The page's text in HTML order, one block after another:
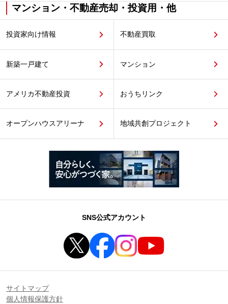
マンション・不動産売却・投資用・他
投資家向け情報 不動産買取
新築一戸建て マンション
アメリカ不動産投資 おうちリンク
オープンハウスアリーナ 地域共創プロジェクト
SNS公式アカウント
サイトマップ
個人情報保護方針